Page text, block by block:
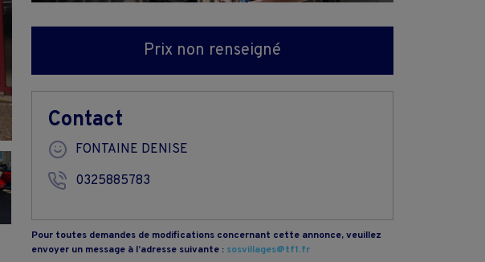
Prix non renseigné
Contact
FONTAINE DENISE
0325885783
Pour toutes demandes de modifications concernant cette annonce, veuillez
envoyer un message à l’adresse suivante : sosvillages@tf1.fr